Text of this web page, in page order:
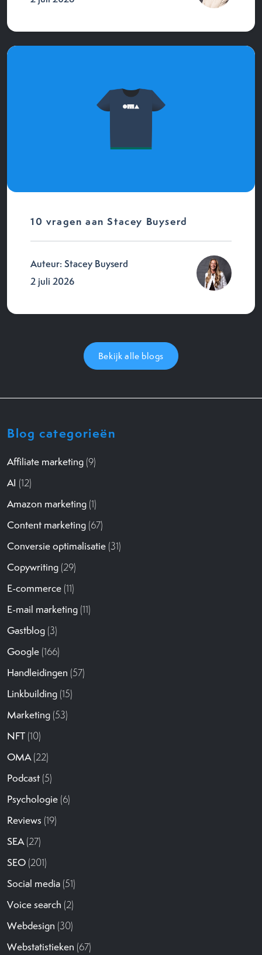
10 vragen aan Stacey Buyserd
Auteur: Stacey Buyserd
2 juli 2026
Bekijk alle blogs
Blog categorieën
Affiliate marketing (9)
AI (12)
Amazon marketing (1)
Content marketing (67)
Conversie optimalisatie (31)
Copywriting (29)
E-commerce (11)
E-mail marketing (11)
Gastblog (3)
Google (166)
Handleidingen (57)
Linkbuilding (15)
Marketing (53)
NFT (10)
OMA(22)
Podcast (5)
Psychologie (6)
Reviews (19)
SEA(27)
SEO (201)
Social media (51)
Voice search (2)
Webdesign (30)
Webstatistieken (67)